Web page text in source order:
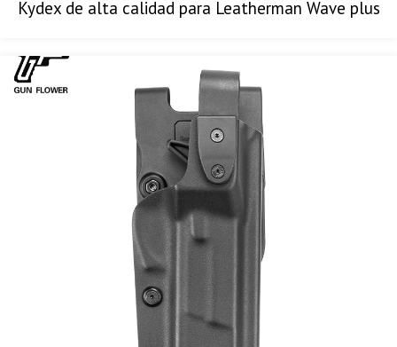
Kydex de alta calidad para Leatherman Wave plus